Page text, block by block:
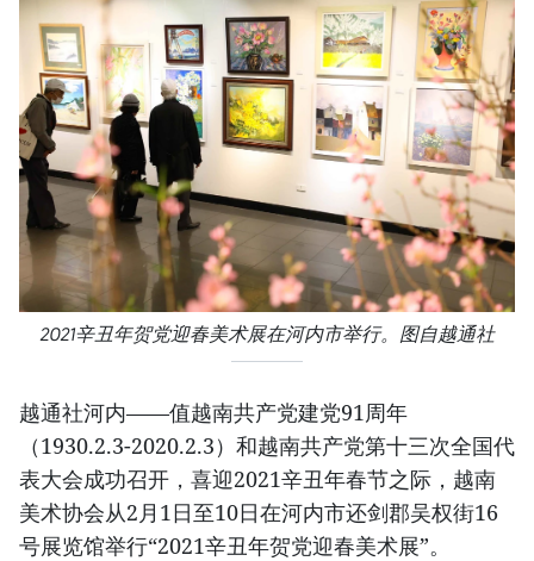
2021辛丑年贺党迎春美术展在河内市举行。图自越通社
越通社河内——值越南共产党建党91周年
（1930.2.3-2020.2.3）和越南共产党第十三次全国代
表大会成功召开，喜迎2021辛丑年春节之际，越南
美术协会从2月1日至10日在河内市还剑郡吴权街16
号展览馆举行“2021辛丑年贺党迎春美术展”。